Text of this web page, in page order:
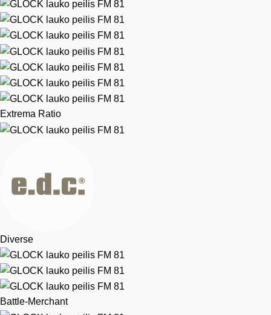
Extrema Ratio
Diverse
Battle-Merchant